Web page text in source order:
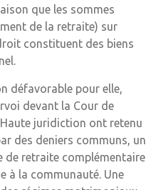
que les sommes
de la retraite) sur
constituent des biens
défavorable pour elle,
devant la Cour de
juridiction ont retenu
des deniers communs, un
de retraite complémentaire
à la communauté. Une